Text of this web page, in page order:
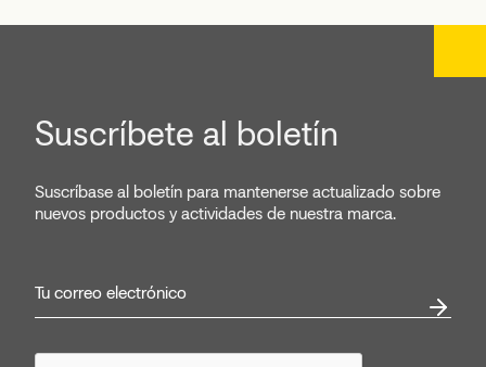
Suscríbete al boletín
Suscríbase al boletín para mantenerse actualizado sobre
nuevos productos y actividades de nuestra marca.